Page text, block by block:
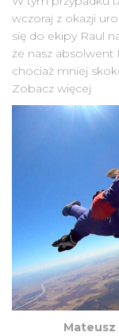
wczoraj z okazji
się do ekipy Raul
że nasz absolwent
chociaż mniej
Zobacz więcej
Mateusz